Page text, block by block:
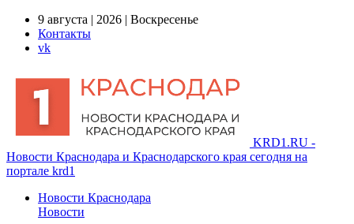
9 августа | 2026 | Воскресенье
Контакты
vk
KRD1.RU -
Новости Краснодара и Краснодарского края сегодня на
портале krd1
Новости Краснодара
Новости